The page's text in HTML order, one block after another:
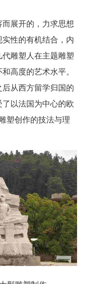
展开的，力求思想
性的有机结合，内
雕塑人在主题雕塑
高度的艺术水平。
从西方留学归国的
以法国为中心的欧
塑创作的技法与理